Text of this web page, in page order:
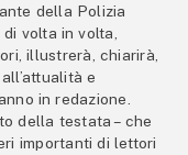
della Polizia
volta in volta,
illustrerà, chiarirà,
e
in redazione.
della testata – che
importanti di lettori